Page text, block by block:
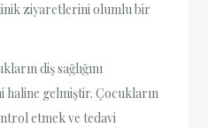
ziyaretlerini olumlu bir
diş sağlığını
haline gelmiştir. Çocukların
etmek ve tedavi